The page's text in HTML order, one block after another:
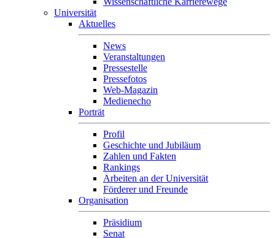
Universität
Aktuelles
News
Veranstaltungen
Pressestelle
Pressefotos
Web-Magazin
Medienecho
Porträt
Profil
Geschichte und Jubiläum
Zahlen und Fakten
Rankings
Arbeiten an der Universität
Förderer und Freunde
Organisation
Präsidium
Senat